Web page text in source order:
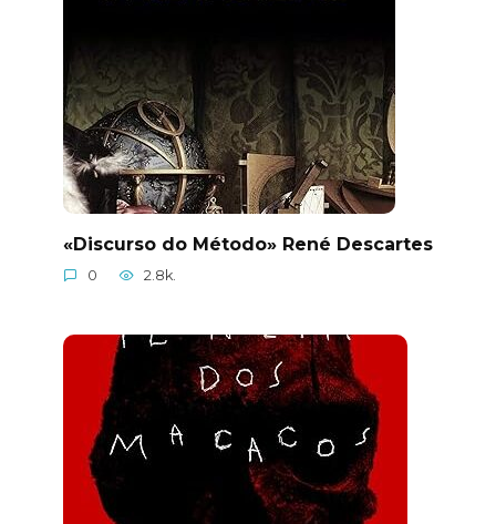
«Discurso do Método» René Descartes
0 2.8k.